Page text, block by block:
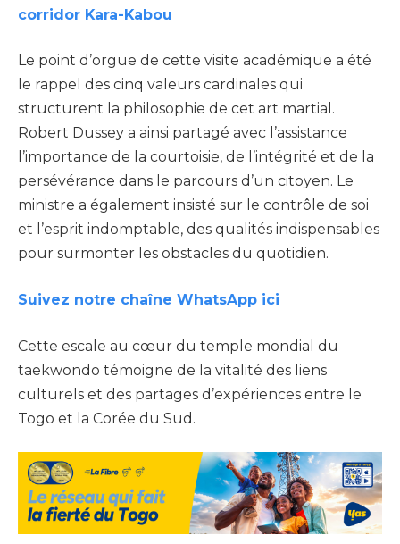
corridor Kara-Kabou
Le point d’orgue de cette visite académique a été
le rappel des cinq valeurs cardinales qui
structurent la philosophie de cet art martial.
Robert Dussey a ainsi partagé avec l’assistance
l’importance de la courtoisie, de l’intégrité et de la
persévérance dans le parcours d’un citoyen. Le
ministre a également insisté sur le contrôle de soi
et l’esprit indomptable, des qualités indispensables
pour surmonter les obstacles du quotidien.
Suivez notre chaîne WhatsApp ici
Cette escale au cœur du temple mondial du
taekwondo témoigne de la vitalité des liens
culturels et des partages d’expériences entre le
Togo et la Corée du Sud.